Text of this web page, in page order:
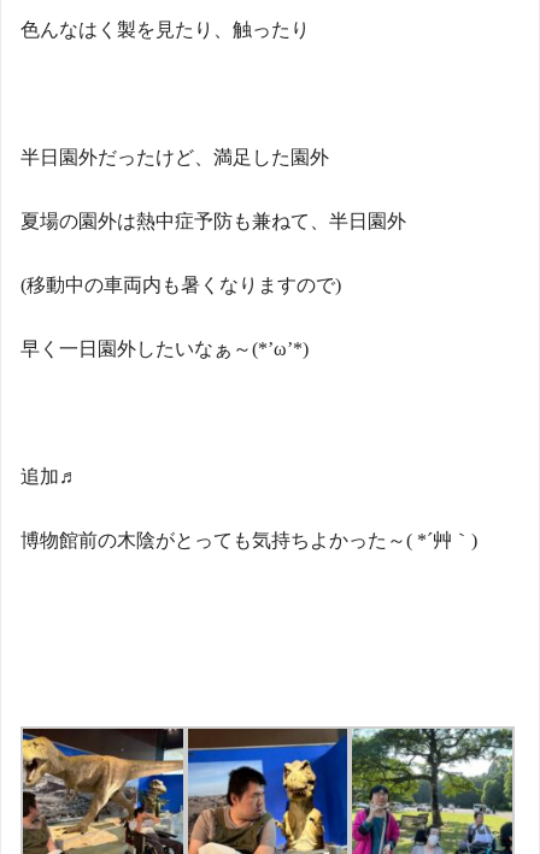
色んなはく製を見たり、触ったり
半日園外だったけど、満足した園外
夏場の園外は熱中症予防も兼ねて、半日園外
(移動中の車両内も暑くなりますので)
早く一日園外したいなぁ～(*’ω’*)
追加♬
博物館前の木陰がとっても気持ちよかった～( *´艸｀ )